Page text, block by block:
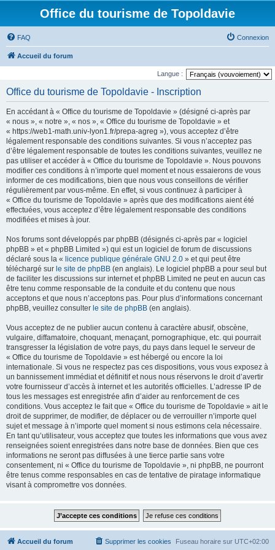
Office du tourisme de Topoldavie
FAQ Connexion
Accueil du forum
Langue :
Office du tourisme de Topoldavie - Inscription
En accédant à « Office du tourisme de Topoldavie » (désigné ci-après par
« nous », « notre », « nos », « Office du tourisme de Topoldavie » et
« https://web1-math.univ-lyon1.fr/prepa-agreg »), vous acceptez d’être
légalement responsable des conditions suivantes. Si vous n’acceptez pas
d’être légalement responsable de toutes les conditions suivantes, veuillez ne
pas utiliser et accéder à « Office du tourisme de Topoldavie ». Nous pouvons
modifier ces conditions à n’importe quel moment et nous essaierons de vous
informer de ces modifications, bien que nous vous conseillons de vérifier
régulièrement par vous-même. En effet, si vous continuez à participer à
« Office du tourisme de Topoldavie » après que des modifications aient été
effectuées, vous acceptez d’être légalement responsable des conditions
modifiées et mises à jour.
Nos forums sont développés par phpBB (désignés ci-après par « logiciel
phpBB » et « phpBB Limited ») qui est un logiciel de forum de discussions
déclaré sous la « licence publique générale GNU 2.0 » et qui peut être
téléchargé sur le site de phpBB (en anglais). Le logiciel phpBB a pour seul but
de faciliter les discussions sur internet et phpBB Limited ne peut en aucun cas
être tenu comme responsable de la conduite et du contenu que nous
acceptons et que nous n’acceptons pas. Pour plus d’informations concernant
phpBB, veuillez consulter le site de phpBB (en anglais).
Vous acceptez de ne publier aucun contenu à caractère abusif, obscène,
vulgaire, diffamatoire, choquant, menaçant, pornographique, etc. qui pourrait
transgresser la législation de votre pays, du pays dans lequel le serveur de
« Office du tourisme de Topoldavie » est hébergé ou encore la loi
internationale. Si vous ne respectez pas ces dispositions, vous vous exposez à
un bannissement immédiat et définitif et nous nous réservons le droit d’avertir
votre fournisseur d’accès à internet et les autorités officielles. L’adresse IP de
tous les messages est enregistrée afin d’aider au renforcement de ces
conditions. Vous acceptez le fait que « Office du tourisme de Topoldavie » ait le
droit de supprimer, de modifier, de déplacer ou de verrouiller n’importe quel
sujet et message à n’importe quel moment si nous estimons cela nécessaire.
En tant qu’utilisateur, vous acceptez que toutes les informations que vous avez
renseignées soient enregistrées dans notre base de données. Bien que ces
informations ne seront pas diffusées à une tierce partie sans votre
consentement, ni « Office du tourisme de Topoldavie », ni phpBB, ne pourront
être tenus comme responsables en cas de tentative de piratage informatique
visant à compromettre vos données.
Accueil du forum Fuseau horaire sur UTC+02:00
Supprimer les cookies